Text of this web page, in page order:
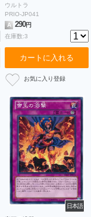
ウルトラ
PRIO-JP041
A 290円
在庫数:3
カートに入れる
日本語